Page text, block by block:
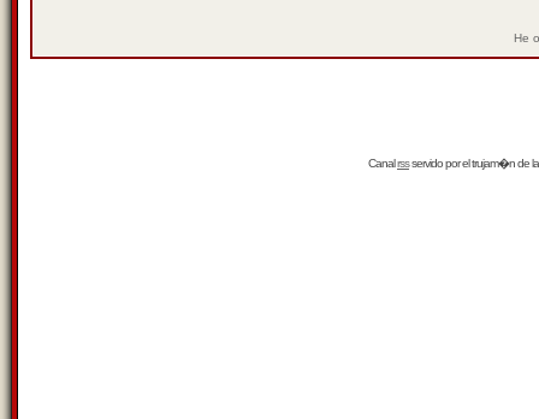
He
Canalrssservido por eltrujam�nde